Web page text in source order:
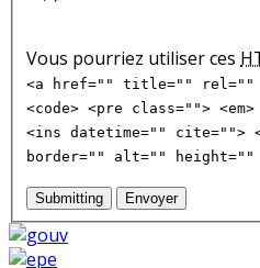
Vous pourriez utiliser ces
<a href="" title="" rel=""
<code> <pre class="">
<ins datetime="" cite="">
border="" alt="" height=""
Submitting Envoyer